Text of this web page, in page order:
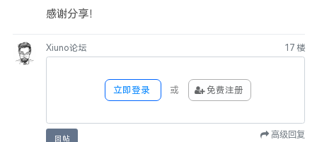
您好，本帖含有特定内容，请回复后再查看。
感谢分享！
Xiuno论坛 17楼
立即登录 或 免费注册
回帖 高级回复